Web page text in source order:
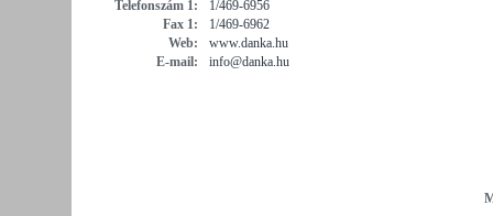
Telefonszám 1:
1/469-6956
Fax 1:
1/469-6962
Web:
www.danka.hu
E-mail:
info@danka.hu